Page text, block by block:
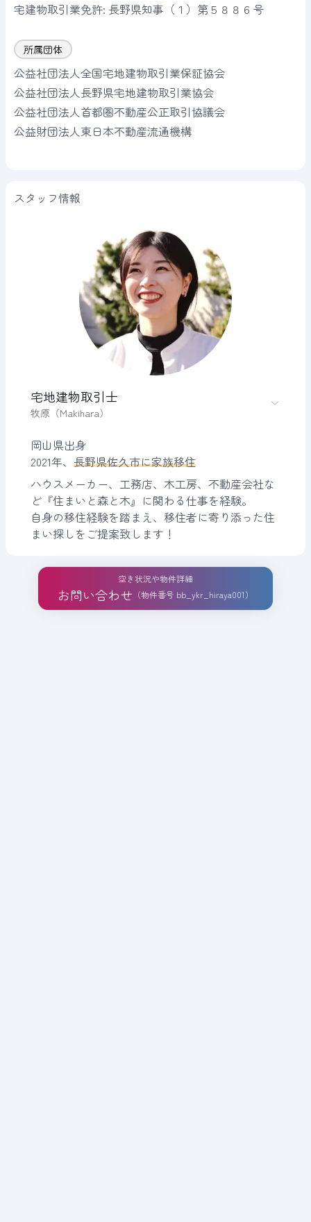
宅建物取引業免許: 長野県知事（１）第５８８６号
所属団体
公益社団法人全国宅地建物取引業保証協会
公益社団法人長野県宅地建物取引業協会
公益社団法人首都圏不動産公正取引協議会
公益財団法人東日本不動産流通機構
スタッフ情報
宅地建物取引士
牧原（Makihara）
岡山県出身
2021年、 長野県佐久市に家族移住
ハウスメーカー、工務店、木工房、不動産会社な
ど『住まいと森と木』に関わる仕事を経験。
自身の移住経験を踏まえ、移住者に寄り添った住
まい探しをご提案致します！
空き状況や物件詳細
お問い合わせ （物件番号 bb_ykr_hiraya001）